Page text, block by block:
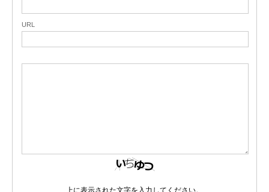
URL
上に表示された文字を入力してください。